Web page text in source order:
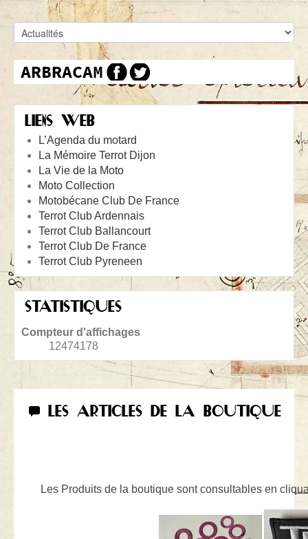
LIENS WEB
L’Agenda du motard
La Mémoire Terrot Dijon
La Vie de la Moto
Moto Collection
Motobécane Club De France
Terrot Club Ardennais
Terrot Club Ballancourt
Terrot Club De France
Terrot Club Pyreneen
STATISTIQUES
Compteur d'affichages
12474178
LES ARTICLES DE LA BOUTIQUE
Les Produits de la boutique sont consultables en